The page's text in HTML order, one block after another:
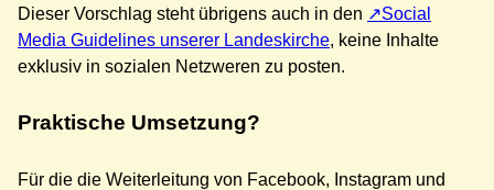
Dieser Vorschlag steht übrigens auch in den
Social
Media Guidelines unserer Landeskirche, keine Inhalte
exklusiv in sozialen Netzweren zu posten.
Praktische Umsetzung?
Für die die Weiterleitung von Facebook, Instagram und